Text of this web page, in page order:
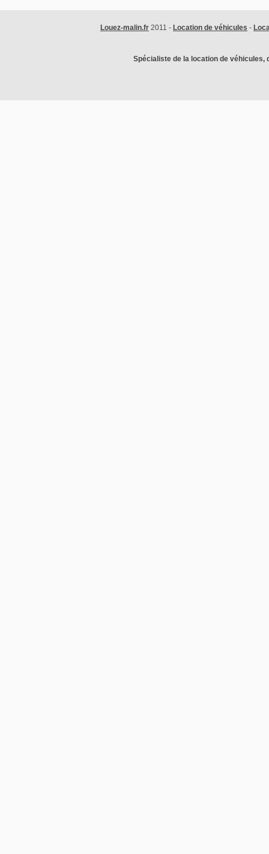
Louez-malin.fr 2011 - Location de véhicules -
Spécialiste de la location de véhicules,